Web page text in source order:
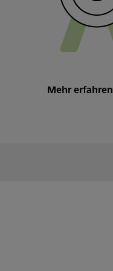
Mehr erfahren